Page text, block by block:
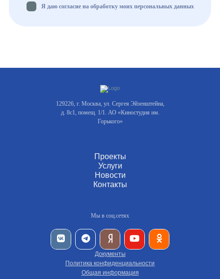
Я даю согласие на обработку моих персональных данных
129226, г. Москва, ул. Сергея Эйзенштейна,
д. 8с1, помещ. 1/1. АО «Киностудия им.
Горького»
Проекты
Услуги
Новости
Контакты
Мы в соц.сетях
Документы
Политика конфиденциальности
Общая информация